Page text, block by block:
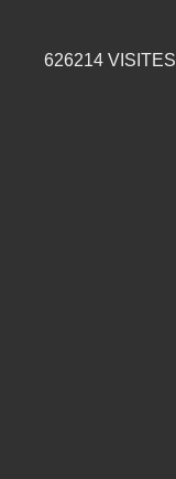
626214 VISITES